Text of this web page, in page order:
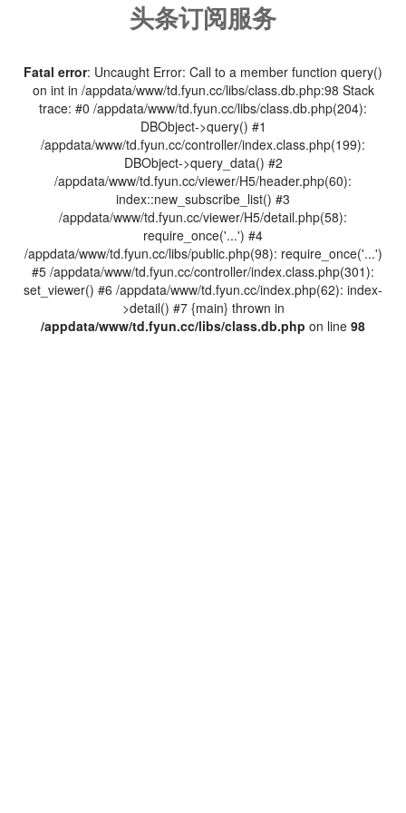
头条订阅服务
Fatal error: Uncaught Error: Call to a member function query()
on int in /appdata/www/td.fyun.cc/libs/class.db.php:98 Stack
trace: #0 /appdata/www/td.fyun.cc/libs/class.db.php(204):
DBObject->query() #1
/appdata/www/td.fyun.cc/controller/index.class.php(199):
DBObject->query_data() #2
/appdata/www/td.fyun.cc/viewer/H5/header.php(60):
index::new_subscribe_list() #3
/appdata/www/td.fyun.cc/viewer/H5/detail.php(58):
require_once('...') #4
/appdata/www/td.fyun.cc/libs/public.php(98): require_once('...')
#5 /appdata/www/td.fyun.cc/controller/index.class.php(301):
set_viewer() #6 /appdata/www/td.fyun.cc/index.php(62): index-
>detail() #7 {main} thrown in
/appdata/www/td.fyun.cc/libs/class.db.php on line 98